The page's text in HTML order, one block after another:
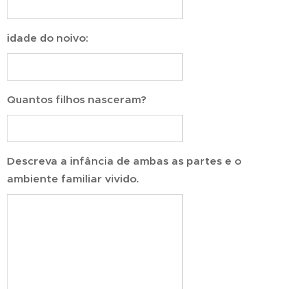
idade do noivo:
Quantos filhos nasceram?
Descreva a infância de ambas as partes e o
ambiente familiar vivido.